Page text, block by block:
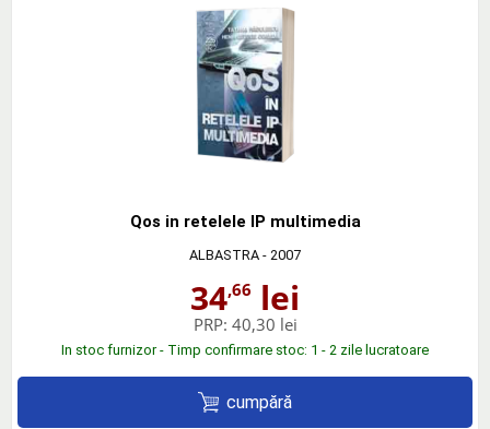
Qos in retelele IP multimedia
ALBASTRA - 2007
34,66 lei
PRP: 40,30 lei
In stoc furnizor - Timp confirmare stoc: 1 - 2 zile lucratoare
cumpără